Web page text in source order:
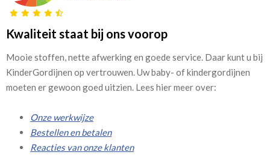
Kwaliteit staat bij ons voorop
Mooie stoffen, nette afwerking en goede service. Daar kunt u bij
KinderGordijnen op vertrouwen. Uw baby- of kindergordijnen
moeten er gewoon goed uitzien. Lees hier meer over:
Onze werkwijze
Bestellen en betalen
Reacties van onze klanten